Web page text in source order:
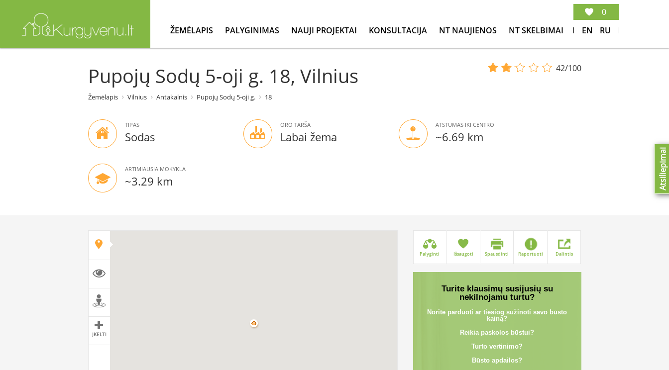
ŽEMĖLAPIS PALYGINIMAS NAUJI PROJEKTAI KONSULTACIJA NT NAUJIENOS NT SKELBIMAI EN RU
0
Pupojų Sodų 5-oji g. 18, Vilnius 42/100
Žemėlapis Vilnius Antakalnis Pupojų Sodų 5-oji g. 18
TIPAS
Sodas
ORO TARŠA
Labai žema
ATSTUMAS IKI CENTRO
~6.69 km
ARTIMIAUSIA MOKYKLA
~3.29 km
ĮKELTI
Palyginti Išsaugoti Spausdinti Raportuoti Dalintis
Turite klausimų susijusių su
nekilnojamu turtu?
Norite parduoti ar tiesiog sužinoti savo būsto
kainą?
Reikia paskolos būstui?
Turto vertinimo?
Būsto apdailos?
Atsiliepimai